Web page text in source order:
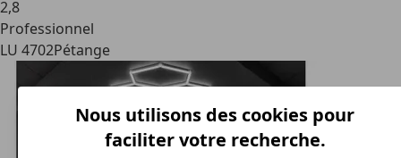
2,8
Professionnel
LU 4702Pétange
Nous utilisons des cookies pour
faciliter votre recherche.